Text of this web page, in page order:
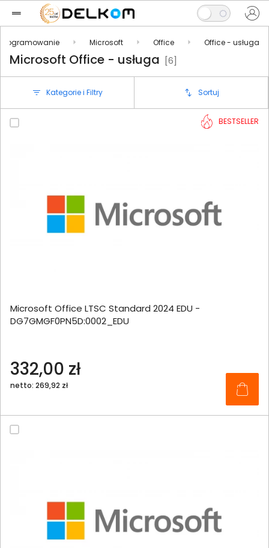
Microsoft Office Office - usługa
Microsoft Office - usługa [6]
Kategorie i Filtry Sortuj
BESTSELLER
Microsoft Office LTSC Standard 2024 EDU -
DG7GMGF0PN5D:0002_EDU
332,00 zł
netto: 269,92 zł